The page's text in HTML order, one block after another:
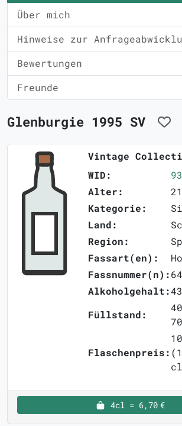
Über mich
Hinweise zur
Bewertungen
Freunde
Glenburgie 1995 SV
Vintage
WID:
Alter:
Kategorie:
Land:
Region:
Fassart(en):
Fassnummer(n):
Alkoholgehalt:
Füllstand:
Flaschenpreis:
4cl = 6,70 €